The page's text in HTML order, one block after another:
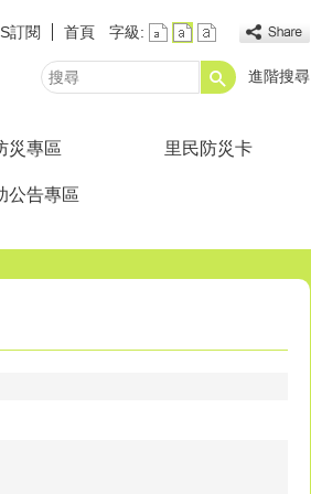
訂閱 首頁 字級:
搜
進階搜尋
災專區 里民防災卡
公告專區